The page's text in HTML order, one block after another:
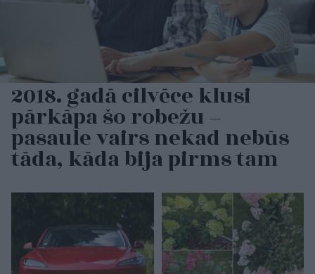
2018. gadā cilvēce klusi
pārkāpa šo robežu –
pasaule vairs nekad nebūs
tāda, kāda bija pirms tam